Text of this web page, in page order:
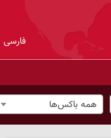
فارسی
همه باکس‌ها